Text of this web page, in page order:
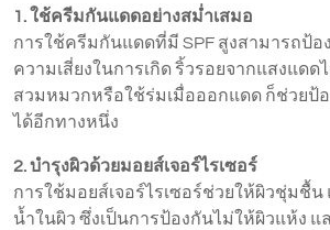
1. ใช้ครีมกันแดดอย่างสม่ำเสมอ
การใช้ครีมกันแดดที่มี SPF สูงสามารถป้อ
ความเสี่ยงในการเกิด ริ้วรอยจากแสงแดด
สวมหมวกหรือใช้ร่มเมื่อออกแดด ก็ช่วยป้อ
ได้อีกทางหนึ่ง
2. บำรุงผิวด้วยมอยส์เจอร์ไรเซอร์
การใช้มอยส์เจอร์ไรเซอร์ช่วยให้ผิวชุ่มชื้น
น้ำในผิว ซึ่งเป็นการป้องกันไม่ให้ผิวแห้ง แ